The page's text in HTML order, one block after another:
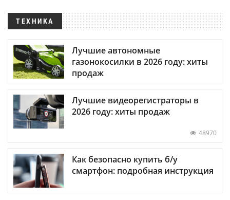
ТЕХНИКА
Лучшие автономные
газонокосилки в 2026 году: хиты
продаж
Лучшие видеорегистраторы в
2026 году: хиты продаж
48970
Как безопасно купить б/у
смартфон: подробная инструкция